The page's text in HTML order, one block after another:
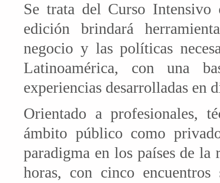
Se trata del Curso
edición brindará
negocio y las políticas
Latinoamérica, con una
experiencias desarrolladas en
Orientado a profesionales,
ámbito público como
paradigma en los países de
horas, con cinco